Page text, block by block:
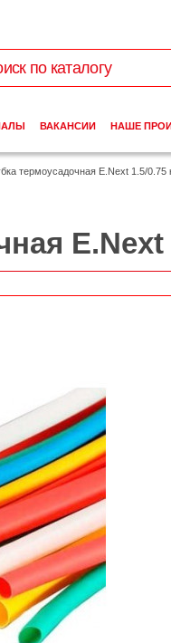
термоусадочная E.Next 1.5/0.75
ВАКАНСИИ НАШЕ